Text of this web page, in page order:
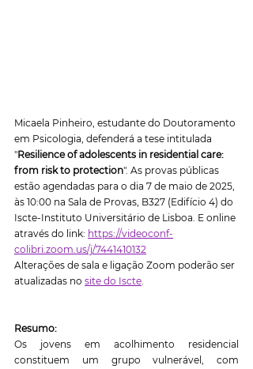
Micaela Pinheiro, estudante do Doutoramento
em Psicologia, defenderá a tese intitulada
"Resilience of adolescents in residential care:
from risk to protection". As provas públicas
estão agendadas para o dia 7 de maio de 2025,
às 10:00 na Sala de Provas, B327 (Edifício 4) do
Iscte-Instituto Universitário de Lisboa. E online
através do link: https://videoconf-
colibri.zoom.us/j/7441410132
Alterações de sala e ligação Zoom poderão ser
atualizadas no site do Iscte.
Resumo:
Os jovens em acolhimento residencial
constituem um grupo vulnerável, com